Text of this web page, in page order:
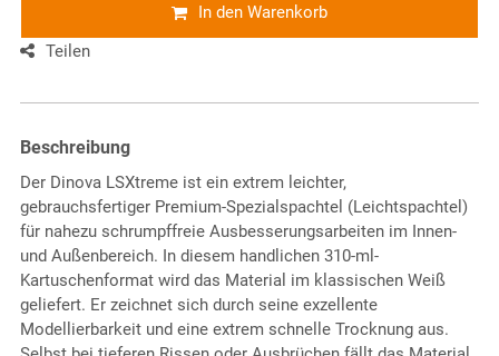
In den Warenkorb
Teilen
Beschreibung
Der Dinova LSXtreme ist ein extrem leichter,
gebrauchsfertiger Premium-Spezialspachtel (Leichtspachtel)
für nahezu schrumpffreie Ausbesserungsarbeiten im Innen-
und Außenbereich. In diesem handlichen 310-ml-
Kartuschenformat wird das Material im klassischen Weiß
geliefert. Er zeichnet sich durch seine exzellente
Modellierbarkeit und eine extrem schnelle Trocknung aus.